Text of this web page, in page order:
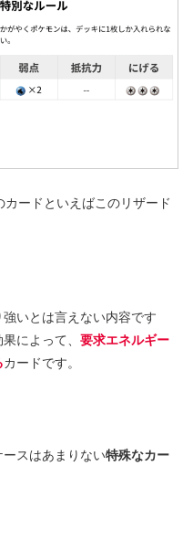
ードといえばこのリザード
いとは言えない内容です
によって、 要求エネルギー
カードです。
スはあまりない特殊なカー